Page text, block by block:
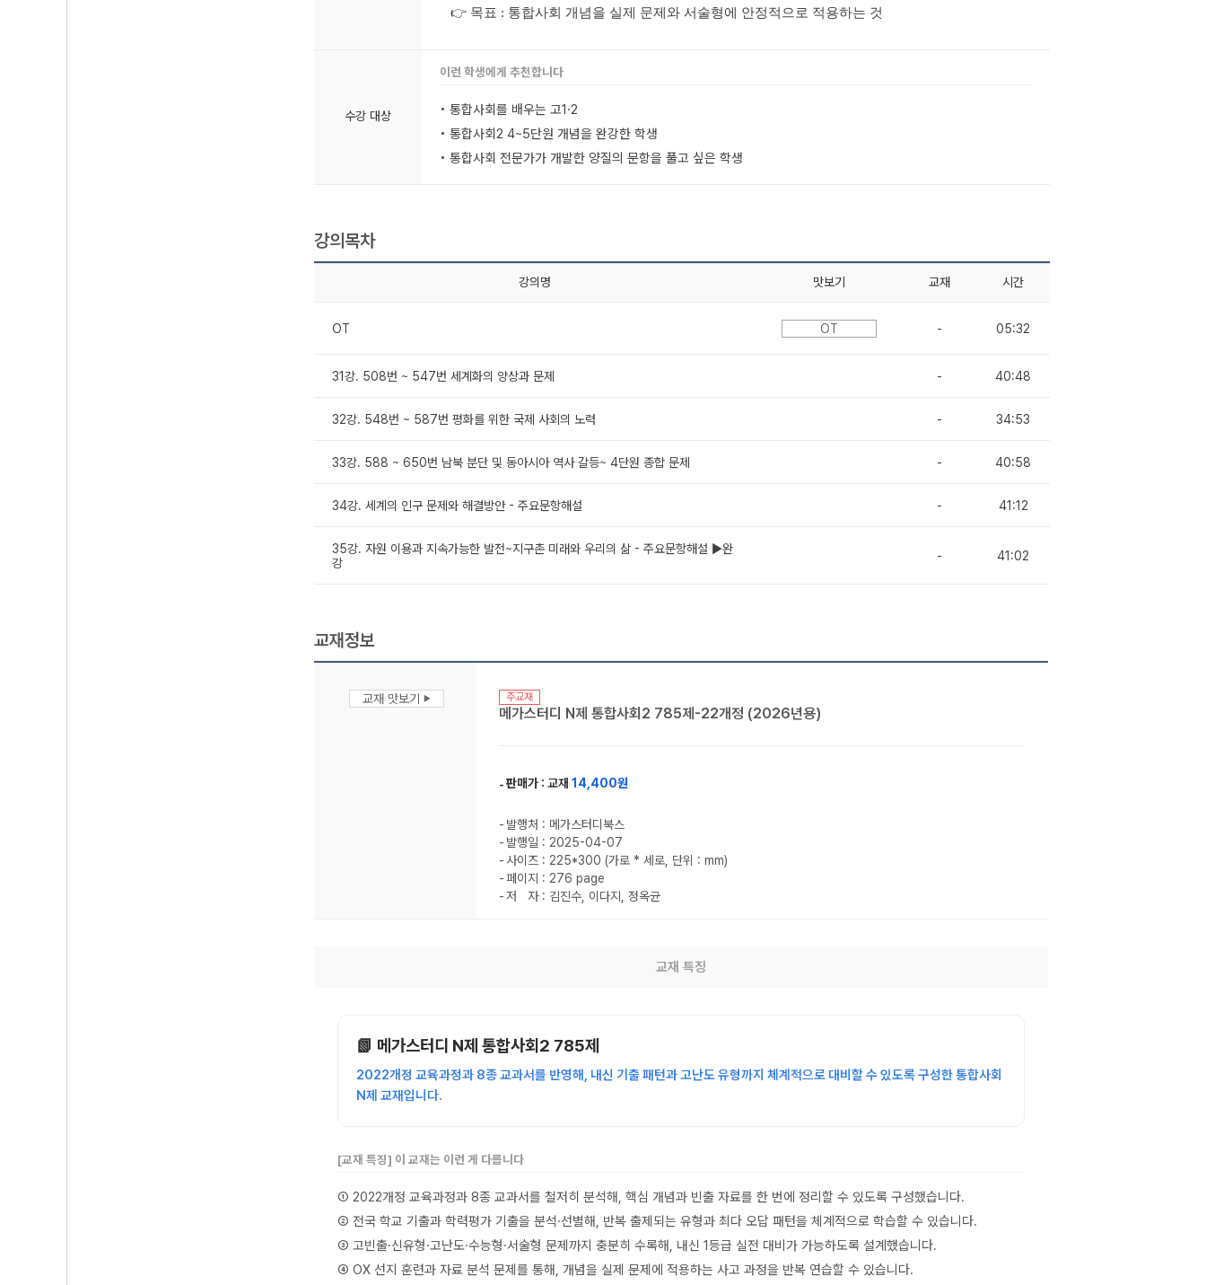
👉 목표 : 통합사회 개념을 실제 문제와 서술형에 안정적으로 적용하는 것
수강 대상
이런 학생에게 추천합니다
• 통합사회를 배우는 고1·2
• 통합사회2 4~5단원 개념을 완강한 학생
• 통합사회 전문가가 개발한 양질의 문항을 풀고 싶은 학생
강의목차
강의명 맛보기 교재 시간
OT OT - 05:32
31강. 508번 ~ 547번 세계화의 양상과 문제 - 40:48
32강. 548번 ~ 587번 평화를 위한 국제 사회의 노력 - 34:53
33강. 588 ~ 650번 남북 분단 및 동아시아 역사 갈등~ 4단원 종합 문제 - 40:58
34강. 세계의 인구 문제와 해결방안 - 주요문항해설 - 41:12
35강. 자원 이용과 지속가능한 발전~지구촌 미래와 우리의 삶 - 주요문항해설 ▶완
강
- 41:02
교재정보
교재 맛보기 ▶ 주교재
메가스터디 N제 통합사회2 785제-22개정 (2026년용)
판매가 : 교재 14,400원
발행처 : 메가스터디북스
발행일 : 2025-04-07
사이즈 : 225*300 (가로 * 세로, 단위 : mm)
페이지 : 276 page
저 자 : 김진수, 이다지, 정옥균
교재 특징
📗 메가스터디 N제 통합사회2 785제
2022개정 교육과정과 8종 교과서를 반영해, 내신 기출 패턴과 고난도 유형까지 체계적으로 대비할 수 있도록 구성한 통합사회
N제 교재입니다.
[교재 특징] 이 교재는 이런 게 다릅니다
① 2022개정 교육과정과 8종 교과서를 철저히 분석해, 핵심 개념과 빈출 자료를 한 번에 정리할 수 있도록 구성했습니다.
② 전국 학교 기출과 학력평가 기출을 분석·선별해, 반복 출제되는 유형과 최다 오답 패턴을 체계적으로 학습할 수 있습니다.
③ 고빈출·신유형·고난도·수능형·서술형 문제까지 충분히 수록해, 내신 1등급 실전 대비가 가능하도록 설계했습니다.
④ OX 선지 훈련과 자료 분석 문제를 통해, 개념을 실제 문제에 적용하는 사고 과정을 반복 연습할 수 있습니다.